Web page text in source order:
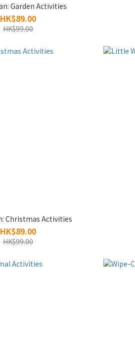
Garden Activities
HK$89.00
HK$99.00
Christmas Activities
HK$89.00
HK$99.00